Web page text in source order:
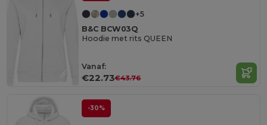
+5
B&C BCW03Q
Hoodie met rits QUEEN
Vanaf:
€22.73€43.76
-30%